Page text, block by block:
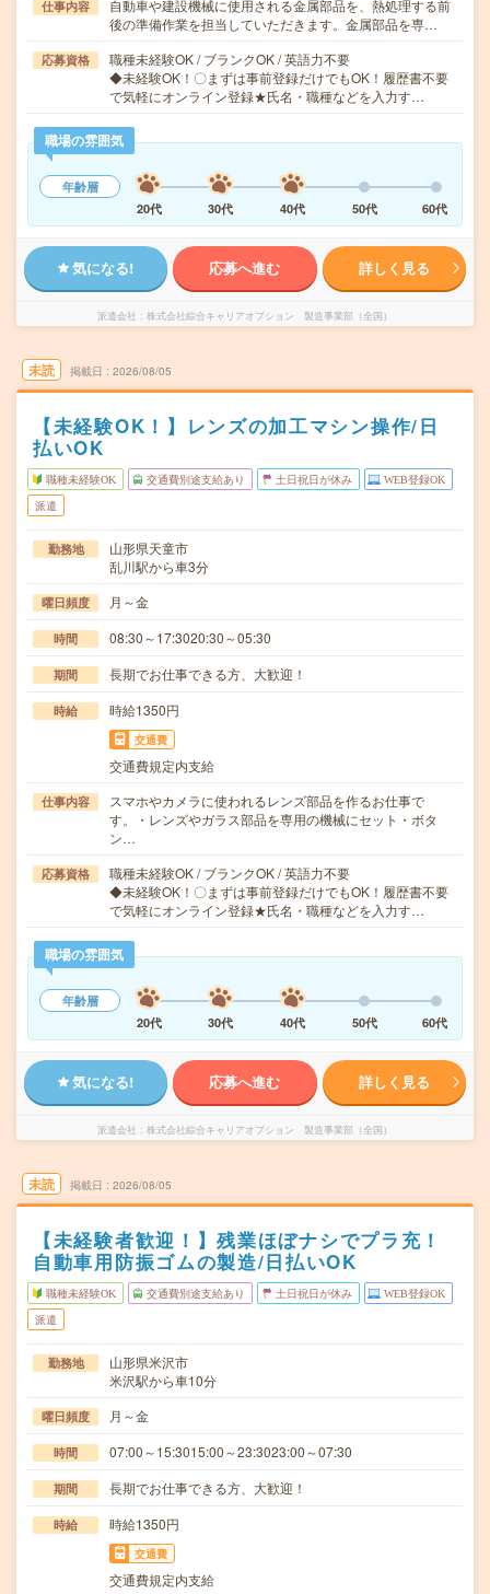
仕事内容
自動車や建設機械に使用される金属部品を、熱処理する前
後の準備作業を担当していただきます。金属部品を専…
応募資格
職種未経験OK / ブランクOK / 英語力不要
◆未経験OK！〇まずは事前登録だけでもOK！履歴書不要
で気軽にオンライン登録★氏名・職種などを入力す…
職場の雰囲気
年齢層
20代
30代 40代 50代 60代
気になる! 応募へ進む 詳しく見る
派遣会社 株式会社綜合キャリアオプション 製造事業部（全国）
未読 掲載日 2026/08/05
【未経験OK！】レンズの加工マシン操作/日
払いOK
職種未経験OK 交通費別途支給あり 土日祝日が休み WEB登録OK
派遣
勤務地
山形県天童市
乱川駅から車3分
曜日頻度 月～金
時間 08:30～17:3020:30～05:30
期間 長期でお仕事できる方、大歓迎！
時給 時給1350円
交通費
交通費規定内支給
仕事内容
スマホやカメラに使われるレンズ部品を作るお仕事で
す。・レンズやガラス部品を専用の機械にセット・ボタ
ン…
応募資格
職種未経験OK / ブランクOK / 英語力不要
◆未経験OK！〇まずは事前登録だけでもOK！履歴書不要
で気軽にオンライン登録★氏名・職種などを入力す…
職場の雰囲気
年齢層
20代
30代 40代 50代 60代
気になる! 応募へ進む 詳しく見る
派遣会社 株式会社綜合キャリアオプション 製造事業部（全国）
未読 掲載日 2026/08/05
【未経験者歓迎！】残業ほぼナシでプラ充！
自動車用防振ゴムの製造/日払いOK
職種未経験OK 交通費別途支給あり 土日祝日が休み WEB登録OK
派遣
勤務地
山形県米沢市
米沢駅から車10分
曜日頻度 月～金
時間 07:00～15:3015:00～23:3023:00～07:30
期間 長期でお仕事できる方、大歓迎！
時給 時給1350円
交通費
交通費規定内支給